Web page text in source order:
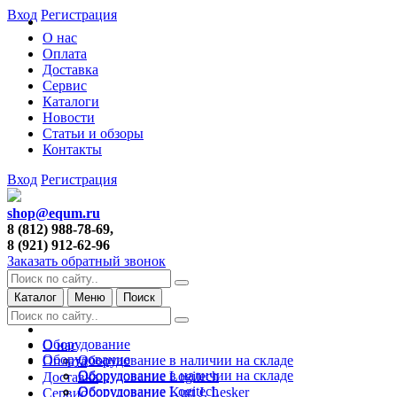
О нас
Оплата
Доставка
Сервис
Каталоги
Новости
Статьи и обзоры
Контакты
Вход Регистрация
Вход Регистрация
shop@equm.ru
8 (812) 988-78-69,
8 (921) 912-62-96
Заказать обратный звонок
Каталог Меню Поиск
О нас
Оплата
Доставка
Сервис
Оборудование
Оборудование в наличии на складе
Оборудование Logitech
Оборудование Kurt J. Lesker
Оборудование
Оборудование в наличии на складе
Оборудование Logitech